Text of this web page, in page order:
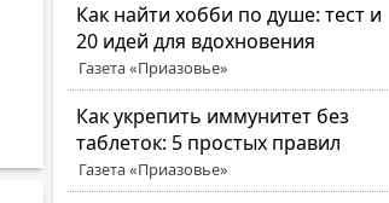
Как найти хобби по душе: тест и
20 идей для вдохновения
Газета «Приазовье»
Как укрепить иммунитет без
таблеток: 5 простых правил
Газета «Приазовье»